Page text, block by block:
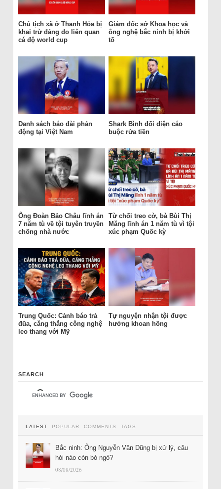
Chủ tịch xã ở Thanh Hóa bị
khai trừ đảng do liên quan
cá độ world cup
Giám đốc sở Khoa học và
ông nghệ bắc ninh bị khởi
tố
Danh sách báo đài phản
động tại Việt Nam
Shark Bình đối diện cáo
buộc rửa tiền
Ông Đoàn Bảo Châu lĩnh án
7 năm tù về tội tuyên truyền
chống nhà nước
Từ chối treo cờ, bà Bùi Thị
Măng lĩnh án 1 năm tù vì tội
xúc phạm Quốc kỳ
Trung Quốc: Cảnh báo trả
đũa, căng thẳng công nghệ
leo thang với Mỹ
Tự nguyện nhận tội được
hưởng khoan hồng
SEARCH
LATEST POPULAR COMMENTS TAGS
Bắc ninh: Ông Nguyễn Văn Dũng bị xử lý, câu
hỏi nào còn bỏ ngỏ?
08/08/2026